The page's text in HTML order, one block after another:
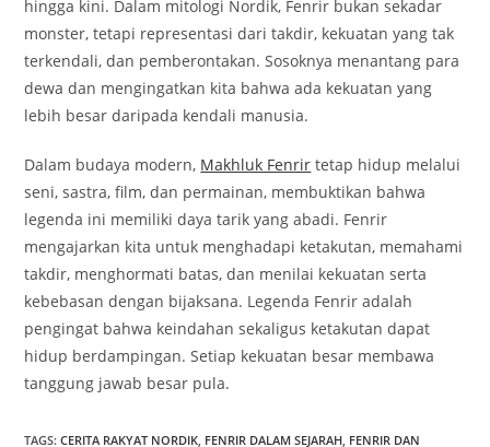
hingga kini. Dalam mitologi Nordik, Fenrir bukan sekadar
monster, tetapi representasi dari takdir, kekuatan yang tak
terkendali, dan pemberontakan. Sosoknya menantang para
dewa dan mengingatkan kita bahwa ada kekuatan yang
lebih besar daripada kendali manusia.
Dalam budaya modern, Makhluk Fenrir tetap hidup melalui
seni, sastra, film, dan permainan, membuktikan bahwa
legenda ini memiliki daya tarik yang abadi. Fenrir
mengajarkan kita untuk menghadapi ketakutan, memahami
takdir, menghormati batas, dan menilai kekuatan serta
kebebasan dengan bijaksana. Legenda Fenrir adalah
pengingat bahwa keindahan sekaligus ketakutan dapat
hidup berdampingan. Setiap kekuatan besar membawa
tanggung jawab besar pula.
TAGS:CERITA RAKYAT NORDIK FENRIR DALAM SEJARAH FENRIR DAN